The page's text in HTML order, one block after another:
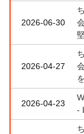
2026-06-30
2026-04-27
2026-04-23
-